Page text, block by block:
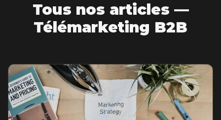
Tous nos articles —
Télémarketing B2B